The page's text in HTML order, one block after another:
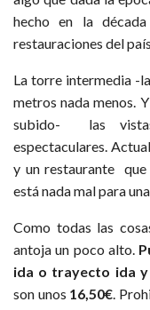
hecho en la
restauraciones del
La torre intermedia -
metros nada menos.
subido- las
espectaculares.
y un restaurante
está nada mal para
Como todas las
antoja un poco alto.
ida o trayecto ida
son unos 16,50€.